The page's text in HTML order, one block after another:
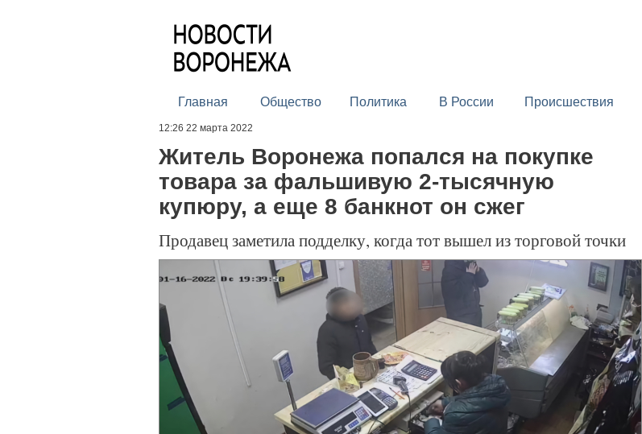
Главная Общество Политика В России Происшествия
12:26 22 марта 2022
Житель Воронежа попался на покупке
товара за фальшивую 2-тысячную
купюру, а еще 8 банкнот он сжег
Продавец заметила подделку, когда тот вышел из торговой точки